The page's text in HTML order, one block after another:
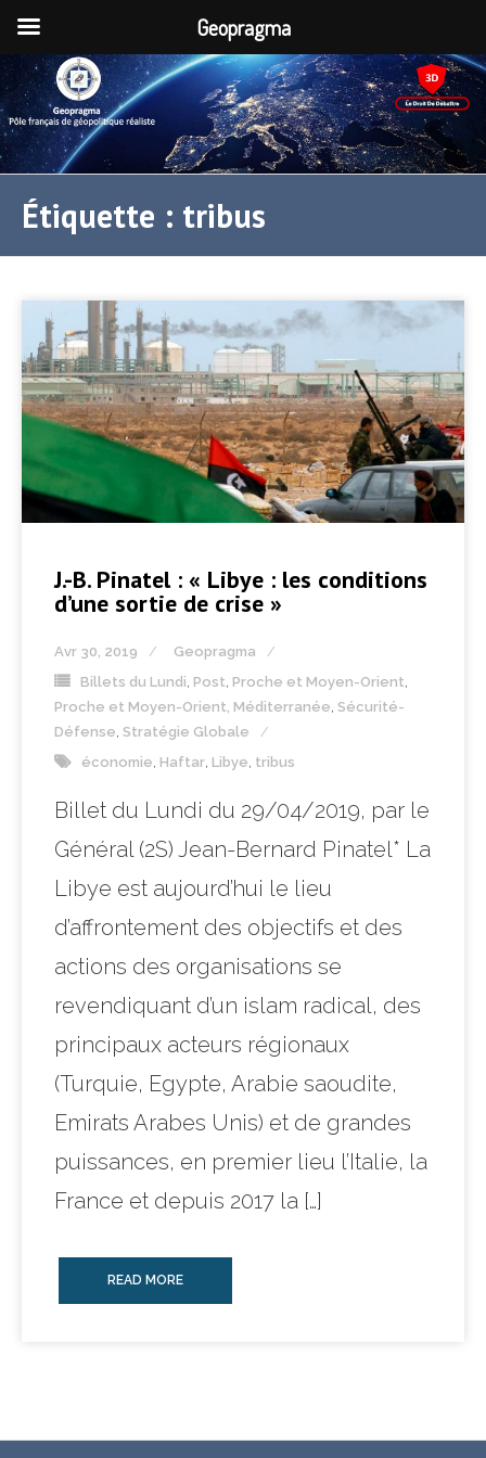
Étiquette : tribus
J.-B. Pinatel : « Libye : les conditions
d’une sortie de crise »
Avr 30, 2019
Geopragma
Billets du Lundi, Post, Proche et Moyen-Orient,
Proche et Moyen-Orient, Méditerranée, Sécurité-
Défense, Stratégie Globale
économie, Haftar, Libye, tribus
Billet du Lundi du 29/04/2019, par le
Général (2S) Jean-Bernard Pinatel* La
Libye est aujourd’hui le lieu
d’affrontement des objectifs et des
actions des organisations se
revendiquant d’un islam radical, des
principaux acteurs régionaux
(Turquie, Egypte, Arabie saoudite,
Emirats Arabes Unis) et de grandes
puissances, en premier lieu l’Italie, la
France et depuis 2017 la […]
READ MORE
Geopragma